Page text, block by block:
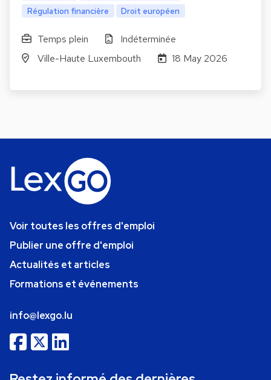
Régulation financière
Droit européen
Temps plein
Indéterminée
Ville-Haute Luxembouth
18 May 2026
Voir toutes les offres d'emploi
Publier une offre d'emploi
Actualités et articles
Formations et événements
info@lexgo.lu